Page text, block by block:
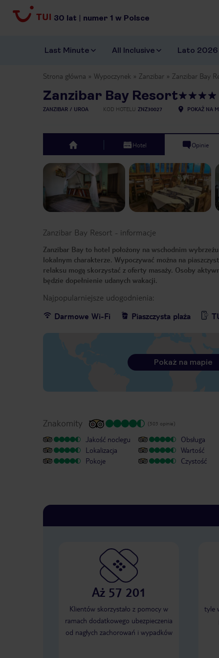
30 lat | numer 1 w Polsce
Last Minute All Inclusive Lato 2026
Strona główna Wypoczynek Zanzibar Zanzibar Bay
Zanzibar Bay Resort
ZANZIBAR UROA KOD HOTELU ZNZ30027 POKAŻ NA
top Hotel Opinie
Previous slide
Zanzibar Bay Resort - informacje
Zanzibar Bay to hotel położony na wschodnim
lokalnym charakterze. Wypoczywać można na
relaksu mogą skorzystać z oferty masaży. Osoby
będzie dopełnienie udanych wakacji.
Najpopularniejsze udogodnienia:
Darmowe Wi-Fi
Piaszczysta plaża
Pokaż na mapie
Znakomity (503 opinie)
Jakość noclegu
Lokalizacja
Pokoje
Obsługa
Wartość
Czystość
Aż 57 201
Klientów skorzystało z pomocy w
ramach dodatkowego ubezpieczenia
od nagłych zachorowań i wypadków
tyle